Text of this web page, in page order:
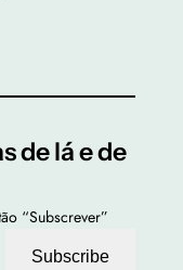
de lá e de
“Subscrever”
Subscribe